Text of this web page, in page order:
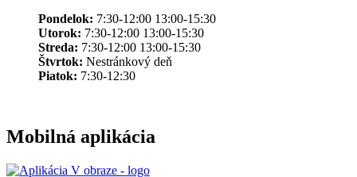
Pondelok: 7:30-12:00 13:00-15:30
Utorok: 7:30-12:00 13:00-15:30
Streda: 7:30-12:00 13:00-15:30
Štvrtok: Nestránkový deň
Piatok: 7:30-12:30
Mobilná aplikácia